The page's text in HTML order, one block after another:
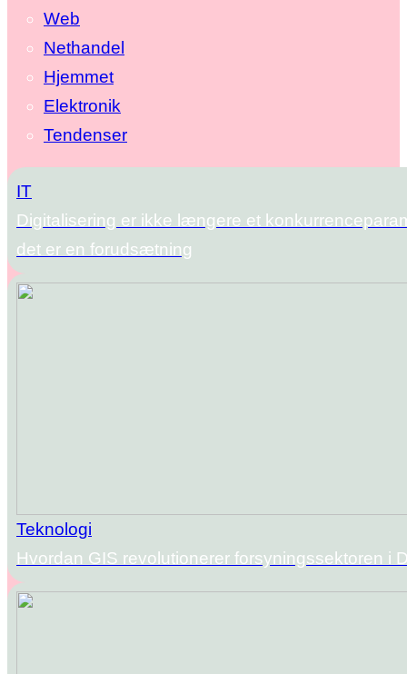
Web
Nethandel
Hjemmet
Elektronik
Tendenser
IT
Digitalisering er ikke længere et
det er en forudsætning
Teknologi
Hvordan GIS revolutionerer forsyningssektoren i